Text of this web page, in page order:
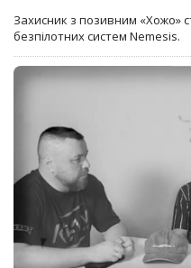
Захисник з позивним «Хожо»
безпілотних систем Nemesis.